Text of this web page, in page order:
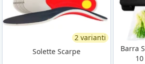
2 varianti
Solette Scarpe
Barra